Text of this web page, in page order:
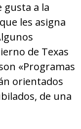
gusta a la
les asigna
de Texas
«Programas
orientados
de una